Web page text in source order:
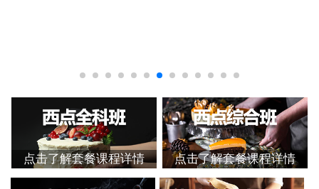
点击了解套餐课程详情 点击了解套餐课程详情